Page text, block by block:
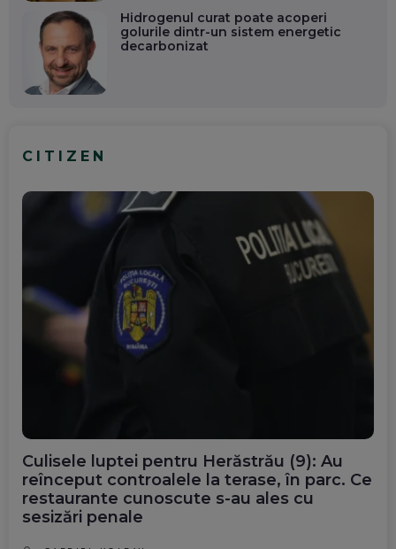
Hidrogenul curat poate acoperi
golurile dintr-un sistem energetic
decarbonizat
CITIZEN
Culisele luptei pentru Herăstrău (9): Au
reînceput controalele la terase, în parc. Ce
restaurante cunoscute s-au ales cu
sesizări penale